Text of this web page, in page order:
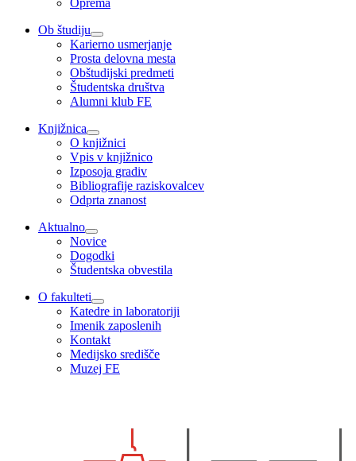
Oprema
Ob študiju
Karierno usmerjanje
Prosta delovna mesta
Obštudijski predmeti
Študentska društva
Alumni klub FE
Knjižnica
O knjižnici
Vpis v knjižnico
Izposoja gradiv
Bibliografije raziskovalcev
Odprta znanost
Aktualno
Novice
Dogodki
Študentska obvestila
O fakulteti
Katedre in laboratoriji
Imenik zaposlenih
Kontakt
Medijsko središče
Muzej FE